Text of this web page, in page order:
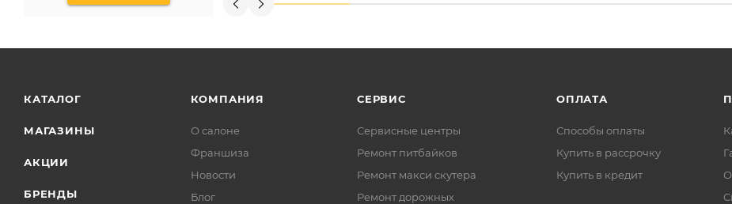
КАТАЛОГ
МАГАЗИНЫ
АКЦИИ
БРЕНДЫ
КОМПАНИЯ
О салоне
Франшиза
Новости
Блог
СЕРВИС
Сервисные центры
Ремонт питбайков
Ремонт макси скутера
Ремонт дорожных
ОПЛАТА
Способы оплаты
Купить в рассрочку
Купить в кредит